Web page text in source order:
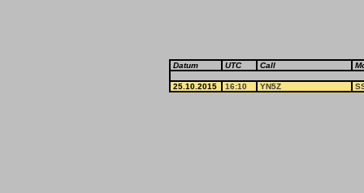
Datum UTC Call
25.10.2015 16:10 YN5Z